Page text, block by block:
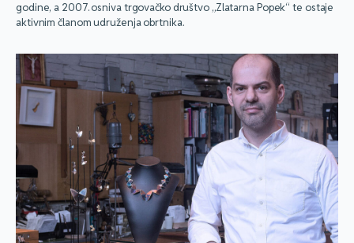
godine, a 2007. osniva trgovačko društvo „Zlatarna Popek“ te ostaje
aktivnim članom udruženja obrtnika.